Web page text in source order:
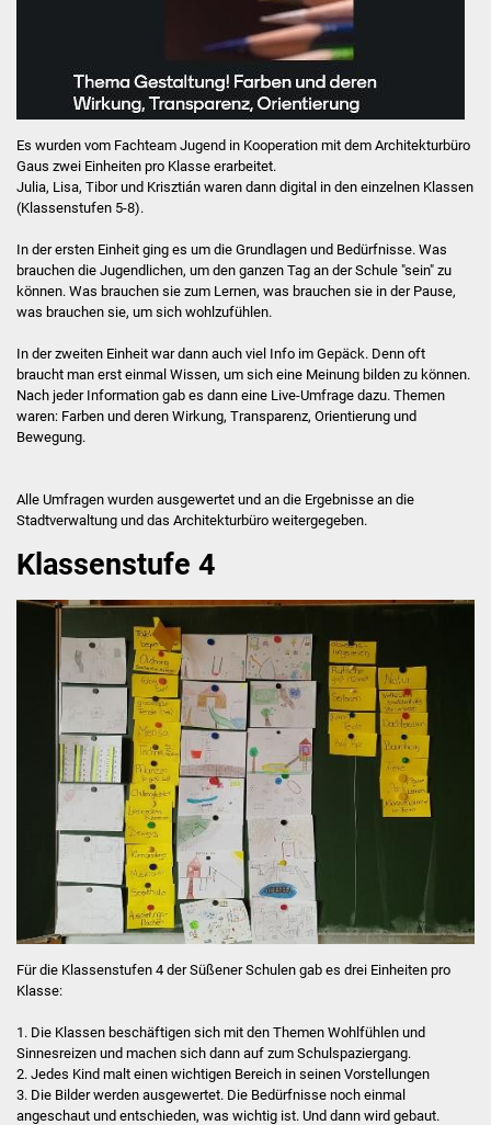
Es wurden vom Fachteam Jugend in Kooperation mit dem Architekturbüro
Gaus zwei Einheiten pro Klasse erarbeitet.
Julia, Lisa, Tibor und Krisztián waren dann digital in den einzelnen Klassen
(Klassenstufen 5-8).
In der ersten Einheit ging es um die Grundlagen und Bedürfnisse. Was
brauchen die Jugendlichen, um den ganzen Tag an der Schule "sein" zu
können. Was brauchen sie zum Lernen, was brauchen sie in der Pause,
was brauchen sie, um sich wohlzufühlen.
In der zweiten Einheit war dann auch viel Info im Gepäck. Denn oft
braucht man erst einmal Wissen, um sich eine Meinung bilden zu können.
Nach jeder Information gab es dann eine Live-Umfrage dazu. Themen
waren: Farben und deren Wirkung, Transparenz, Orientierung und
Bewegung.
Alle Umfragen wurden ausgewertet und an die Ergebnisse an die
Stadtverwaltung und das Architekturbüro weitergegeben.
Klassenstufe 4
Für die Klassenstufen 4 der Süßener Schulen gab es drei Einheiten pro
Klasse:
1. Die Klassen beschäftigen sich mit den Themen Wohlfühlen und
Sinnesreizen und machen sich dann auf zum Schulspaziergang.
2. Jedes Kind malt einen wichtigen Bereich in seinen Vorstellungen
3. Die Bilder werden ausgewertet. Die Bedürfnisse noch einmal
angeschaut und entschieden, was wichtig ist. Und dann wird gebaut.